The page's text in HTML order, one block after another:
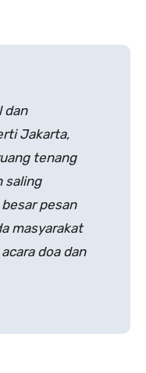
dan
Jakarta,
tenang
saling
pesan
masyarakat
doa dan